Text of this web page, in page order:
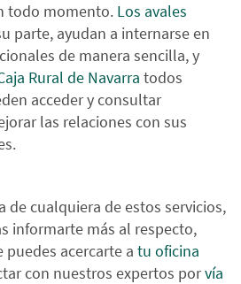
todo momento. Los avales
parte, ayudan a internarse en
de manera sencilla, y
Rural de Navarra todos
acceder y consultar
las relaciones con sus
de cualquiera de estos servicios,
informarte más al respecto,
acercarte a tu oficina
con nuestros expertos porvía